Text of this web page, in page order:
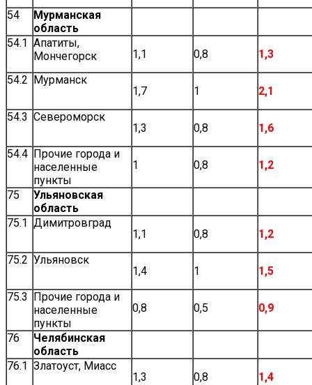
54
Мурманская
область
54.1 Апатиты,
Мончегорск
1,1 0,8
1,3
54.2 Мурманск
1,7
1
2,1
54.3 Североморск
1,3
0,8
1,6
54.4 Прочие города и
населенные
пункты
1 0,8 1,2
75
Ульяновская
область
75.1 Димитровград
1,1
0,8
1,2
75.2 Ульяновск
1,4
1
1,5
75.3 Прочие города и
населенные
пункты
0,8 0,5 0,9
76
Челябинская
область
76.1 Златоуст, Миасс
1,3
0,8
1,4